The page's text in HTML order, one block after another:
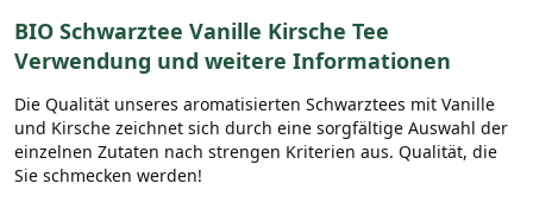
BIO Schwarztee Vanille Kirsche Tee
Verwendung und weitere Informationen
Die Qualität unseres aromatisierten Schwarztees mit Vanille
und Kirsche zeichnet sich durch eine sorgfältige Auswahl der
einzelnen Zutaten nach strengen Kriterien aus. Qualität, die
Sie schmecken werden!